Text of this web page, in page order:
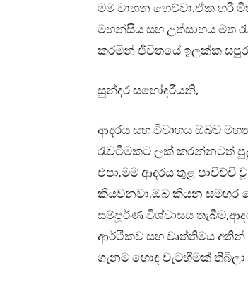
මම වාහන හෙව්වා.ඒක හරි
මහන්සිය සහ උත්සාහය මත
කරමින් ජීවිතයේ ඉලක්ක
සුන්දර සහෝදරියනි,
ආදරය සහ විවාහය ඔබව
රැවටීමකට ලක් කරන්නටත්
එපා.මම ආදරය තුළ
කියවනවා.ඔබ කියන සමහර
සම්පූර්ණ විශ්වාසය
ආර්ථිකව සහ වෘත්තිමය අතින්
ගැනම හොඳ වැටහීමක්